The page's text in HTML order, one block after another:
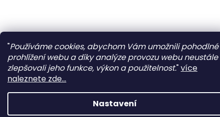
"Používáme cookies, abychom Vám umožnili pohodlné
prohlížení webu a díky analýze provozu webu neustále
zlepšovali jeho funkce, výkon a použitelnost."více
naleznete zde...
Nastavení